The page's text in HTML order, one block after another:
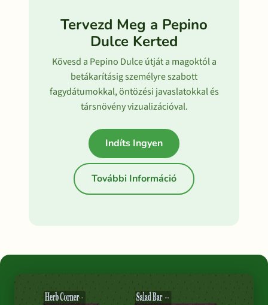
Tervezd Meg a Pepino
Dulce Kerted
Kövesd a Pepino Dulce útját a magoktól a
betákarításig személyre szabott
fagydátumokkal, öntözési javaslatokkal és
társnövény vizualizációval.
Indíts Ingyen
További Információ